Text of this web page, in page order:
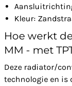
Kleur:
Hoe werkt
MM - met
Deze radiator/
technologie en is